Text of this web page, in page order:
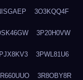
3O3KQQ4F
3P20H0VW
3PWL81U6
3R8OBY8R